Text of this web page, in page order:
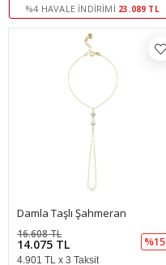
%4 HAVALE İNDIRIMI 23.089 TL
Damla Taşlı Şahmeran
14.075 TL
16.608 TL
%15
4.901 TL x 3 Taksit